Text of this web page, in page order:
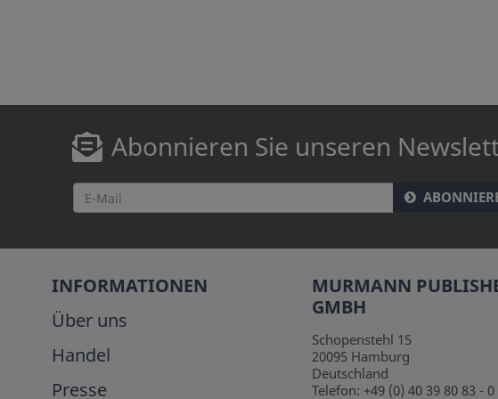
Abonnieren Sie unseren
INFORMATIONEN
Über uns
Handel
Presse
MURMANN
GMBH
Schopenstehl 15
20095 Hamburg
Deutschland
Telefon: +49 (0) 40 39 80 83 - 0